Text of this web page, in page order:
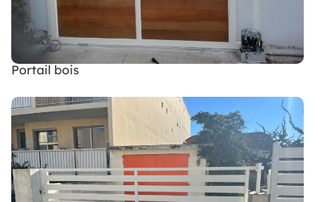
Portail bois